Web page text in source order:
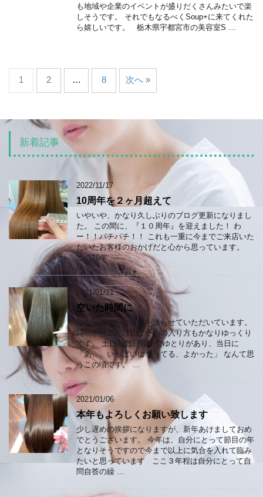
も地域や企業のイベントが盛りだくさんみたいで楽
しそうです。 それでもなるべくSoup+に来てくれた
ら嬉しいです。 栃木県宇都宮市の美容室S …
1 2 … 8 次へ »
新着記事
2022/11/17
10周年を２ヶ月超えて
いやいや、かなり久しぶりのブログ更新になりまし
た。 この間に、『１０周年』を迎えました！ わ
ー！！パチパチ！！ これも一重に今までご来店いた
だいたお客様のおかげだと心から思っています。
この10年 …
2021/01/21
空いた時間に
かなり穏やかな毎日を送らせていただいています。
時期が時期だけにご予約の入り方もかなりゆっくり
です。 土日も数日前までゆとりがあり、当日に
「あ、、いっぱいになってる、よかった」 なんて思
うこの頃です。 …
2021/01/06
本年もよろしくお願い致します
少し遅めの挨拶になりますが、新年あけましておめ
でとうございます。 今年は、自分にとって節目の年
となりそうですので今まで以上に気合を入れて臨み
たいと思っています ここ３年程は自分にとって自
問自答の繰 …